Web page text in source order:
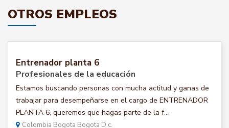
OTROS EMPLEOS
Entrenador planta 6
Profesionales de la educación
Estamos buscando personas con mucha actitud y ganas de
trabajar para desempeñarse en el cargo de ENTRENADOR
PLANTA 6, queremos que hagas parte de la f...
Colombia Bogota Bogota D.c.